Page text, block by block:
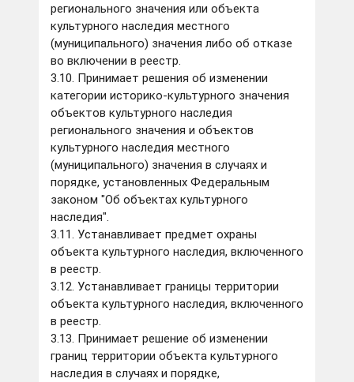
регионального значения или объекта
культурного наследия местного
(муниципального) значения либо об отказе
во включении в реестр.
3.10. Принимает решения об изменении
категории историко-культурного значения
объектов культурного наследия
регионального значения и объектов
культурного наследия местного
(муниципального) значения в случаях и
порядке, установленных Федеральным
законом "Об объектах культурного
наследия".
3.11. Устанавливает предмет охраны
объекта культурного наследия, включенного
в реестр.
3.12. Устанавливает границы территории
объекта культурного наследия, включенного
в реестр.
3.13. Принимает решение об изменении
границ территории объекта культурного
наследия в случаях и порядке,